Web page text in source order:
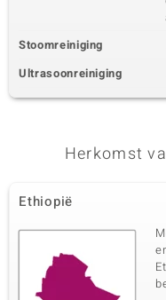
Stoomreiniging
Ultrasoonreiniging
Herkomst
Ethiopië